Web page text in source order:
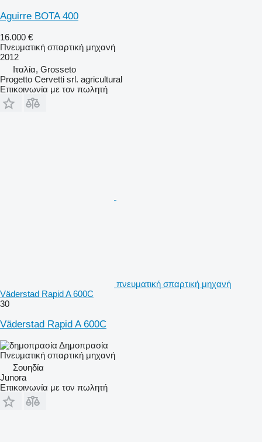
Aguirre BOTA 400
16.000 €
Πνευματική σπαρτική μηχανή
2012
Ιταλία, Grosseto
Progetto Cervetti srl. agricultural
Επικοινωνία με τον πωλητή
πνευματική σπαρτική μηχανή
Väderstad Rapid A 600C
30
Väderstad Rapid A 600C
Δημοπρασία
Πνευματική σπαρτική μηχανή
Σουηδία
Junora
Επικοινωνία με τον πωλητή